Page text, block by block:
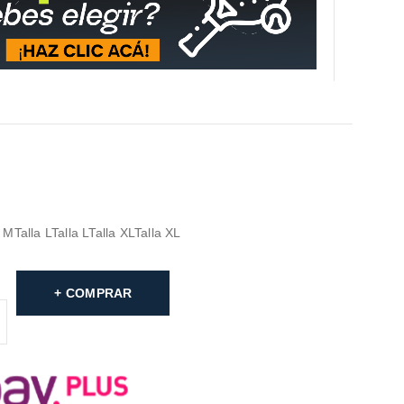
MTalla LTalla LTalla XLTalla XL
COMPRAR